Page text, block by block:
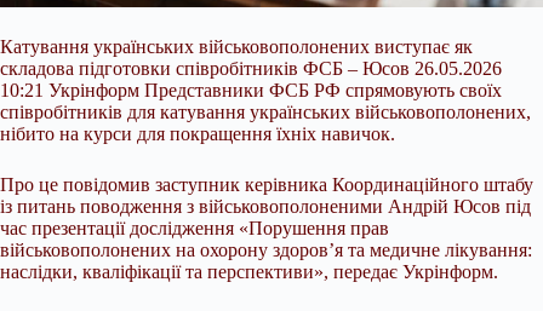
Катування українських військовополонених виступає як
складова підготовки співробітників ФСБ – Юсов 26.05.2026
10:21 Укрінформ Представники ФСБ РФ спрямовують своїх
співробітників для катування українських військовополонених,
нібито на курси для покращення їхніх навичок.
Про це повідомив заступник керівника Координаційного штабу
із питань поводження з військовополоненими Андрій Юсов під
час презентації дослідження «Порушення прав
військовополонених на охорону здоров’я та медичне лікування:
наслідки, кваліфікації та перспективи», передає Укрінформ.